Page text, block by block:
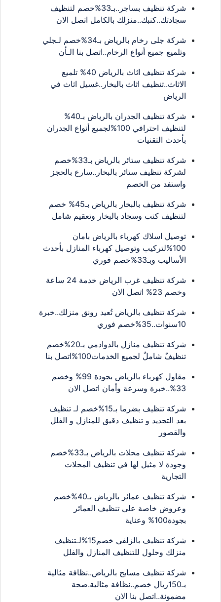
شركة تنظيف بساجر..بـ33%خصم لتنظيف
سجادتك..كنبك..منزلك بالكامل اتصل الان
شركة جلى رخام بالرياض بـ34%خصم لـجلي
وتلميع جميع أنواع الرخام..اتصل بنا الـأن
شركة تنظيف اثاث بالرياض 40% تلميع
الاثاث..تنظيف اثاث بالبخار..غسيل اثاث في
الرياض
شركة تنظيف الجدران بالرياض بـ40%
لتنظيف احترافي 100%لجميع أنواع الجدران
بأحدث التقنيات
شركة تنظيف ستائر بالرياض بـ33%خصم
لشركة تنظيف ستائر بالبخار..سارع بالحجز
واستفد من الخصم
شركة تنظيف بالبخار بالرياض بـ45% خصم
لتنظيف كنب وسجاد بالبخار وتعقيم شامل
توصيل اسلاك كهرباء بالرياض بامان
100%لتركيب وتوصيل كهرباء المنازل بأحدث
الأساليب وبـ33%خصم فوري
شركة تنظيف غرب الرياض خدمة 24 ساعة
وخصم 23% اتصل الان
شركة تنظيف بالرياض تُعيد رونق منزلك..خبرة
10سنوات..35%خصم فوري
شركة تنظيف منازل بالدوادمي بـ20%خصم
تنظيفٌ شاملٌ لجميع الخدمات100%اتصل بنا
مقاول كهرباء بالرياض بجودة 99% وخصم
33%..خبرة وسرعة وأمان اتصل الان
شركة تنظيف بضرما بـ15%خصم لـ تنظيف
بعد التجديد و تنظيف دقيق للمنازل و الفلل
والقصور
شركة تنظيف محلات بالرياض بـ33%خصم
وجودة لا مثيل لها في تنظيف المحلات
التجارية
شركة تنظيف عمائر بالرياض بـ40%خصم
وعروض خاصة على تنظيف العمائر
بجودة100% وعناية
شركة تنظيف بالزلفي خصم15%لـتنظيف
منزلك وحلول للتنظيف المنازل والفلل
شركة تنظيف مسابح بالرياض..نظافة مثالية
بـ150ريال خصم..نظافة مثالية.صحة
مضمونة..اتصل بنا الان